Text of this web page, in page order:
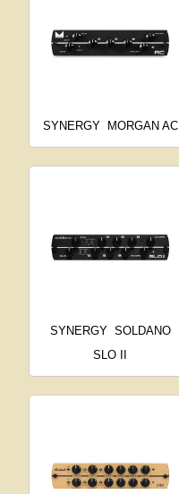
SYNERGY MORGAN AC
SYNERGY SOLDANO
SLO II